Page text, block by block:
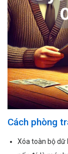
Cách phòng
Xóa toàn bộ dữ